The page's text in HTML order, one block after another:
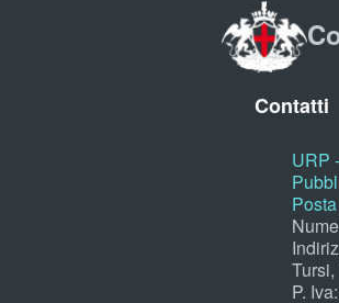
Contatti
URP
P.